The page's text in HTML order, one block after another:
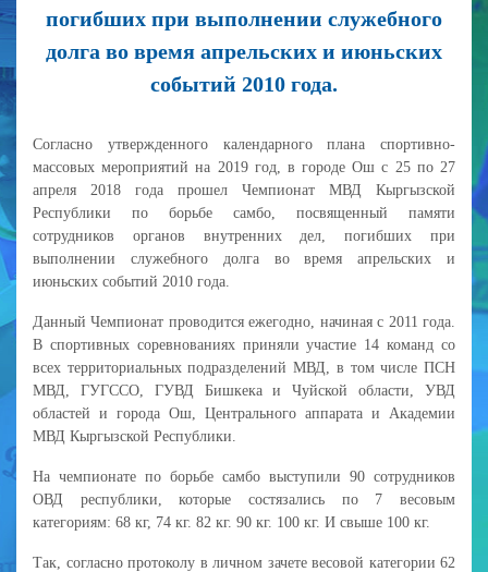
погибших при выполнении служебного
долга во время апрельских и июньских
событий 2010 года.
Согласно утвержденного календарного плана спортивно-
массовых мероприятий на 2019 год, в городе Ош с 25 по 27
апреля 2018 года прошел Чемпионат МВД Кыргызской
Республики по борьбе самбо, посвященный памяти
сотрудников органов внутренних дел, погибших при
выполнении служебного долга во время апрельских и
июньских событий 2010 года.
Данный Чемпионат проводится ежегодно, начиная с 2011 года.
В спортивных соревнованиях приняли участие 14 команд со
всех территориальных подразделений МВД, в том числе ПСН
МВД, ГУГССО, ГУВД Бишкека и Чуйской области, УВД
областей и города Ош, Центрального аппарата и Академии
МВД Кыргызской Республики.
На чемпионате по борьбе самбо выступили 90 сотрудников
ОВД республики, которые состязались по 7 весовым
категориям: 68 кг, 74 кг. 82 кг. 90 кг. 100 кг. И свыше 100 кг.
Так, согласно протоколу в личном зачете весовой категории 62